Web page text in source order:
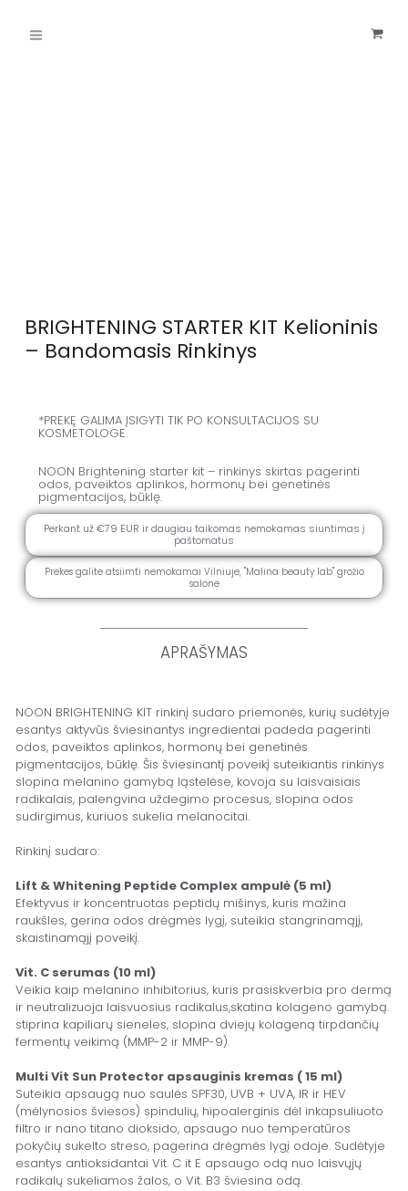
turinio
Menu
BRIGHTENING STARTER KIT Kelioninis
– Bandomasis Rinkinys
*PREKĘ GALIMA ĮSIGYTI TIK PO KONSULTACIJOS SU
KOSMETOLOGE.
NOON Brightening starter kit – rinkinys skirtas pagerinti
odos, paveiktos aplinkos, hormonų bei genetinės
pigmentacijos, būklę.
Perkant už €79 EUR ir daugiau taikomas nemokamas siuntimas į
paštomatus
Prekes galite atsiimti nemokamai Vilniuje, ''Malina beauty lab" grožio
salone
APRAŠYMAS
NOON BRIGHTENING KIT rinkinį sudaro priemonės, kurių sudėtyje
esantys aktyvūs šviesinantys ingredientai padeda pagerinti
odos, paveiktos aplinkos, hormonų bei genetinės
pigmentacijos, būklę. Šis šviesinantį poveikį suteikiantis rinkinys
slopina melanino gamybą ląstelėse, kovoja su laisvaisiais
radikalais, palengvina uždegimo procesus, slopina odos
sudirgimus, kuriuos sukelia melanocitai.
Rinkinį sudaro:
Lift & Whitening Peptide Complex ampulė (5 ml)
Efektyvus ir koncentruotas peptidų mišinys, kuris mažina
raukšles, gerina odos drėgmės lygį, suteikia stangrinamąjį,
skaistinamąjį poveikį.
Vit. C serumas (10 ml)
Veikia kaip melanino inhibitorius, kuris prasiskverbia pro dermą
ir neutralizuoja laisvuosius radikalus,skatina kolageno gamybą.
stiprina kapiliarų sieneles, slopina dviejų kolageną tirpdančių
fermentų veikimą (MMP-2 ir MMP-9).
Multi Vit Sun Protector apsauginis kremas ( 15 ml)
Suteikia apsaugą nuo saulės SPF30, UVB + UVA, IR ir HEV
(mėlynosios šviesos) spindulių, hipoalerginis dėl inkapsuliuoto
filtro ir nano titano dioksido, apsaugo nuo temperatūros
pokyčių sukelto streso, pagerina drėgmės lygį odoje. Sudėtyje
esantys antioksidantai Vit. C it E apsaugo odą nuo laisvųjų
radikalų sukeliamos žalos, o Vit. B3 šviesina odą.